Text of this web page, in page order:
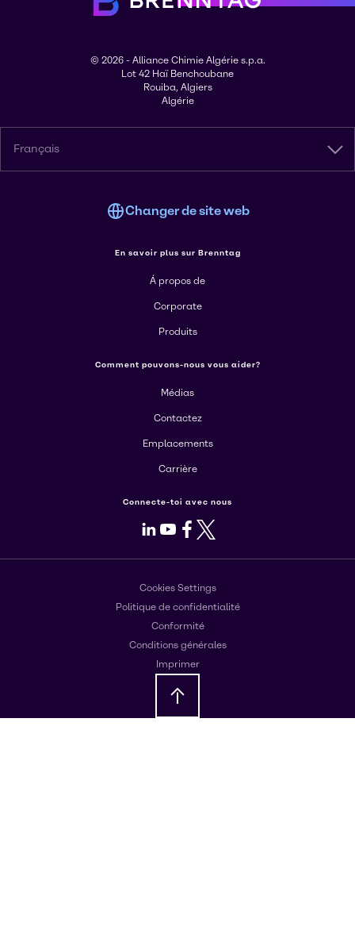
© 2026 - Alliance Chimie Algérie s.p.a.
Lot 42 Haï Benchoubane
Rouiba, Algiers
Algérie
Français
Changer de site web
En savoir plus sur Brenntag
Á propos de
Corporate
Produits
Comment pouvons-nous vous aider?
Médias
Contactez
Emplacements
Carrière
Connecte-toi avec nous
LinkedIn
Youtube
Facebook
X
Cookies Settings
Politique de confidentialité
Conformité
Conditions générales
Imprimer